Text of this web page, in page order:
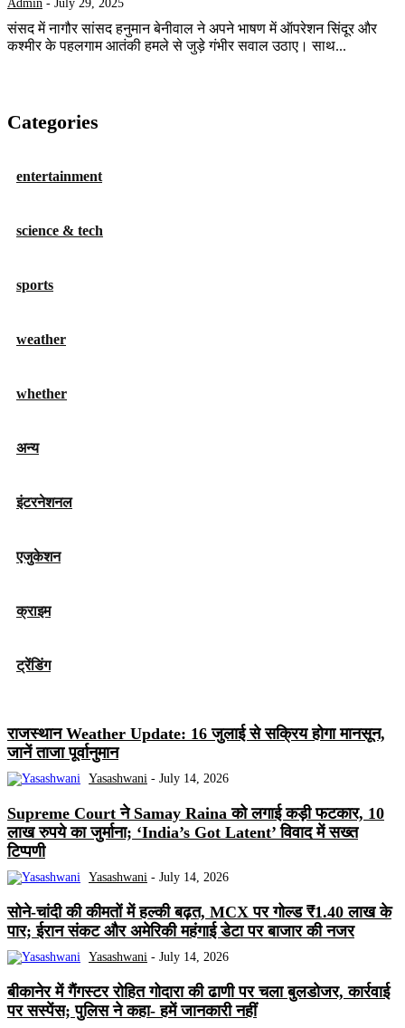
Admin - July 29, 2025
संसद में नागौर सांसद हनुमान बेनीवाल ने अपने भाषण में ऑपरेशन सिंदूर और
कश्मीर के पहलगाम आतंकी हमले से जुड़े गंभीर सवाल उठाए। साथ...
Categories
entertainment
science & tech
sports
weather
whether
अन्य
इंटरनेशनल
एजुकेशन
क्राइम
ट्रेंडिंग
राजस्थान Weather Update: 16 जुलाई से सक्रिय होगा मानसून,
जानें ताजा पूर्वानुमान
Yasashwani - July 14, 2026
Supreme Court ने Samay Raina को लगाई कड़ी फटकार, 10
लाख रुपये का जुर्माना; ‘India’s Got Latent’ विवाद में सख्त
टिप्पणी
Yasashwani - July 14, 2026
सोने-चांदी की कीमतों में हल्की बढ़त, MCX पर गोल्ड ₹1.40 लाख के
पार; ईरान संकट और अमेरिकी महंगाई डेटा पर बाजार की नजर
Yasashwani - July 14, 2026
बीकानेर में गैंगस्टर रोहित गोदारा की ढाणी पर चला बुलडोजर, कार्रवाई
पर सस्पेंस; पुलिस ने कहा- हमें जानकारी नहीं